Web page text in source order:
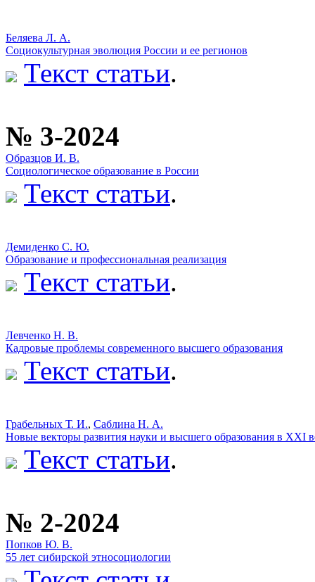
Беляева Л. А.
Социокультурная эволюция России и ее регионов
Текст статьи.
№ 3-2024
Образцов И. В.
Социологическое образование в России
Текст статьи.
Демиденко С. Ю.
Образование и профессиональная реализация
Текст статьи.
Левченко Н. В.
Кадровые проблемы современного высшего образования
Текст статьи.
Грабельных Т. И., Саблина Н. А.
Новые векторы развития науки и высшего образования в XXI
Текст статьи.
№ 2-2024
Попков Ю. В.
55 лет сибирской этносоциологии